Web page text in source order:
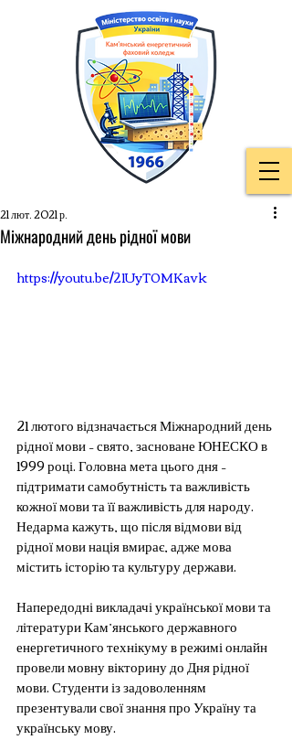
Міжнародний день рідної мови
21 лют. 2021 р.
https://youtu.be/21UyT0MKavk
21 лютого відзначається Міжнародний день
рідної мови – свято, засноване ЮНЕСКО в
1999 році. Головна мета цього дня –
підтримати самобутність та важливість
кожної мови та її важливість для народу.
Недарма кажуть, що після відмови від
рідної мови нація вмирає, адже мова
містить історію та культуру держави.
Напередодні викладачі української мови та
літератури Кам’янського державного
енергетичного технікуму в режимі онлайн
провели мовну вікторину до Дня рідної
мови. Студенти із задоволенням
презентували свої знання про Україну та
українську мову.